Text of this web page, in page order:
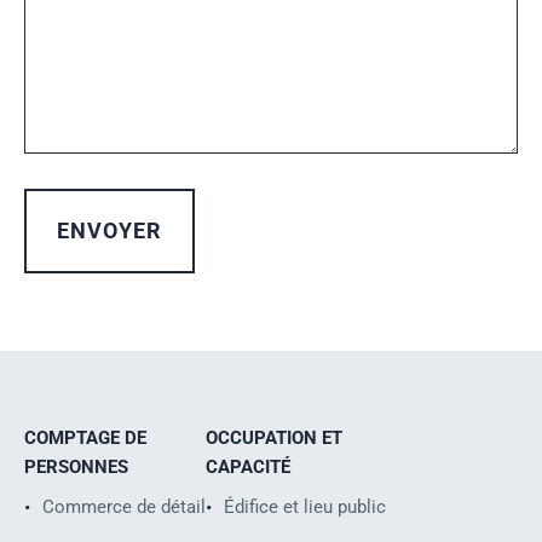
COMPTAGE DE
PERSONNES
Commerce de détail
OCCUPATION ET
CAPACITÉ
Édifice et lieu public